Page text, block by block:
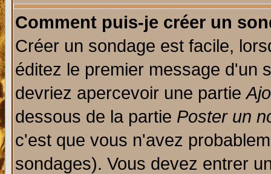
Comment puis-je créer un
Créer un sondage est facile,
éditez le premier message d'un
devriez apercevoir une partie
dessous de la partie Poster un
c'est que vous n'avez
sondages). Vous devez entrer